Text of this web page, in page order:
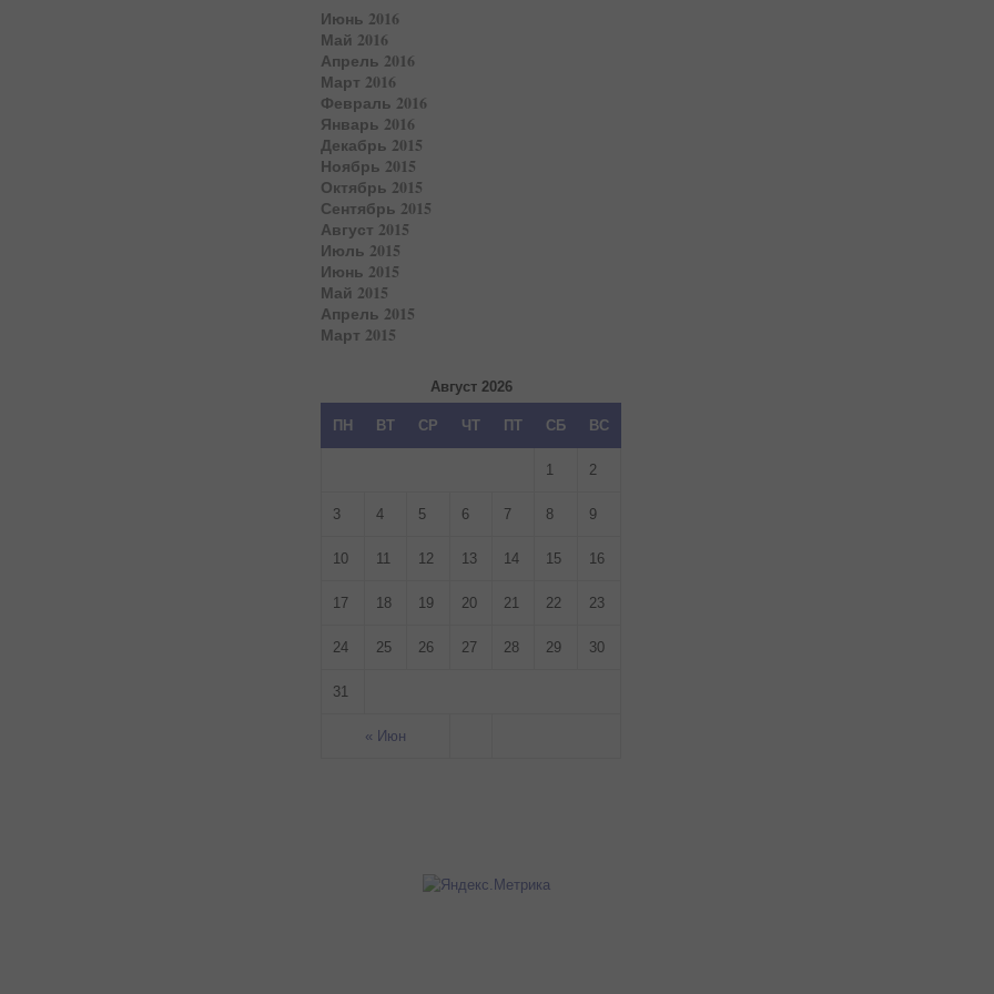
Июнь 2016
Май 2016
Апрель 2016
Март 2016
Февраль 2016
Январь 2016
Декабрь 2015
Ноябрь 2015
Октябрь 2015
Сентябрь 2015
Август 2015
Июль 2015
Июнь 2015
Май 2015
Апрель 2015
Март 2015
Август 2026
ПН ВТ СР ЧТ ПТ СБ ВС
« Июн
1 2
3 4 5 6 7 8 9
10 11 12 13 14 15 16
17 18 19 20 21 22 23
24 25 26 27 28 29 30
31